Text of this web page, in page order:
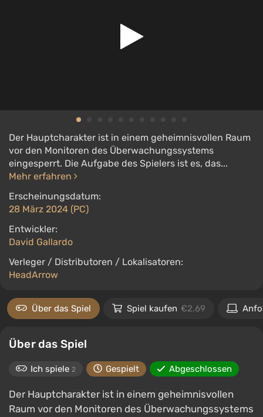
Der Hauptcharakter ist in einem geheimnisvollen Raum
vor den Monitoren des Überwachungssystems
eingesperrt. Die Aufgabe des Spielers ist es, das...
Mehr erfahren
Erscheinungsdatum:
28 März 2024 (PC)
Entwickler:
David Gallardo
Verleger / Distributoren / Lokalisatoren:
HeadArrow
Über das Spiel Spiel kaufen €2.69
Über das Spiel
Ich spiele 2 Gespielt Abgeschlossen
Der Hauptcharakter ist in einem geheimnisvollen
Raum vor den Monitoren des Überwachungssystems